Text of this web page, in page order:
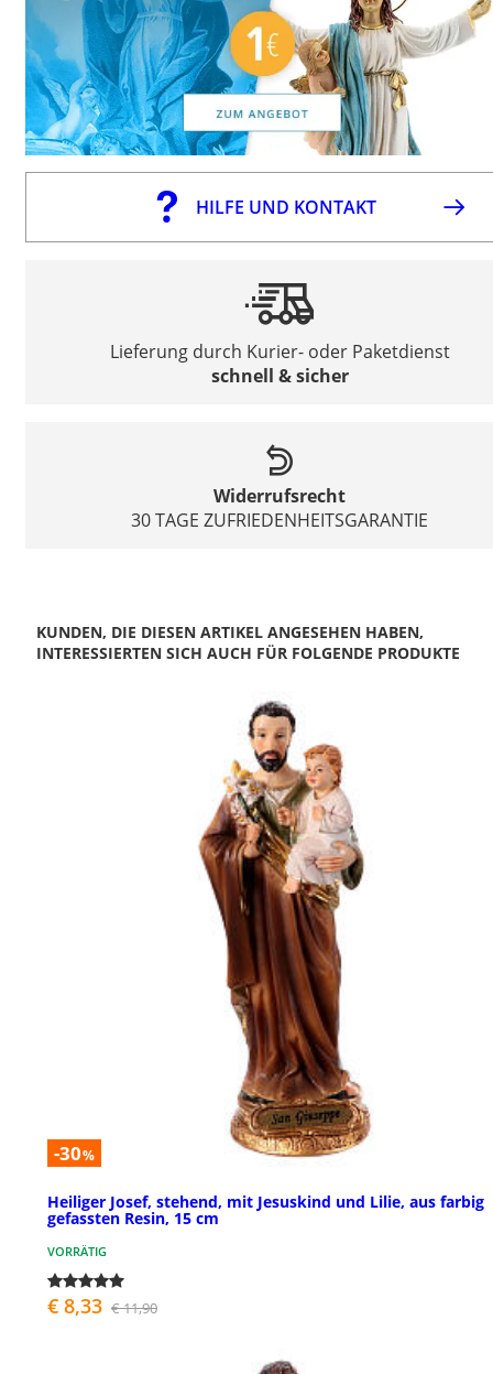
HILFE UND KONTAKT
Lieferung durch Kurier- oder Paketdienst
schnell & sicher
Widerrufsrecht
30 TAGE ZUFRIEDENHEITSGARANTIE
KUNDEN, DIE DIESEN ARTIKEL ANGESEHEN HABEN,
INTERESSIERTEN SICH AUCH FÜR FOLGENDE PRODUKTE
-30%
Heiliger Josef, stehend, mit Jesuskind und Lilie, aus farbig
gefassten Resin, 15 cm
VORRÄTIG
€ 8,33 € 11,90